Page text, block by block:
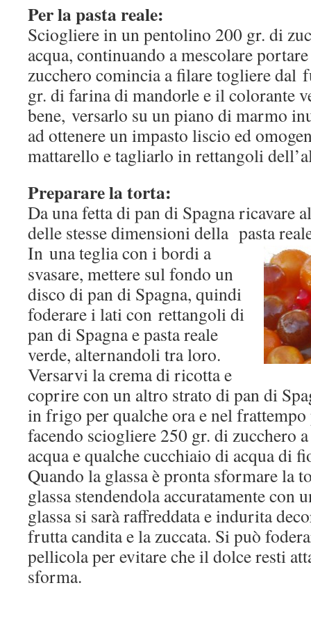
Per la pasta reale:
Sciogliere in un pentolino 200 gr. di
acqua, continuando a mescolare
zucchero comincia a filare togliere dal
gr. di farina di mandorle e il colorante
bene, versarlo su un piano di marmo
ad ottenere un impasto liscio ed
mattarello e tagliarlo in rettangoli
Preparare la torta:
Da una fetta di pan di Spagna ricavare
delle stesse dimensioni della pasta
In una teglia con i bordi a
svasare, mettere sul fondo un
disco di pan di Spagna, quindi
foderare i lati con rettangoli di
pan di Spagna e pasta reale
verde, alternandoli tra loro.
Versarvi la crema di ricotta e
coprire con un altro strato di pan di
in frigo per qualche ora e nel frattempo
facendo sciogliere 250 gr. di zucchero
acqua e qualche cucchiaio di acqua di
Quando la glassa è pronta sformare la
glassa stendendola accuratamente con
glassa si sarà raffreddata e indurita
frutta candita e la zuccata. Si può
pellicola per evitare che il dolce resti
sforma.